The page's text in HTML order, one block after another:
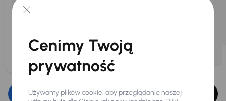
Edytuj filtr
Cenimy Twoją
prywatność
Używamy plików cookie, aby przeglądanie naszej